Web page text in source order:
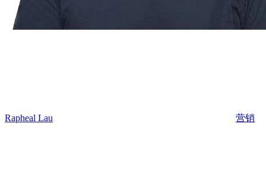
Rapheal Lau 营销